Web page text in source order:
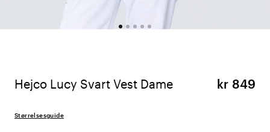
Hejco Lucy Svart Vest Dame kr 849
Størrelsesguide